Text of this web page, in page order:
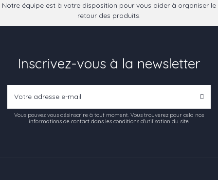
Notre équipe est à votre disposition pour vous aider à organiser le
retour des produits.
Inscrivez-vous à la newsletter
Vous pouvez vous désinscrire à tout moment. Vous trouverez pour cela nos
informations de contact dans les conditions d'utilisation du site.